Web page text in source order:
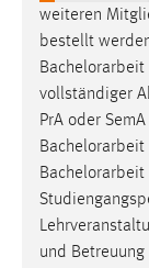
weiteren
bestellt
Bachelorarbeit
vollständiger
PrA oder
Bachelorarbeit
Bachelorarbeit
und